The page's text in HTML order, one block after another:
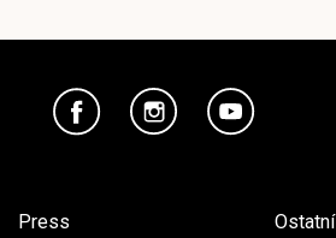
Press
Ostatní